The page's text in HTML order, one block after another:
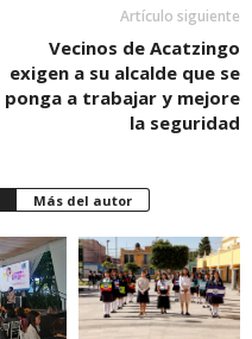
Artículo siguiente
Vecinos de Acatzingo
exigen a su alcalde que se
ponga a trabajar y mejore
la seguridad
Más del autor